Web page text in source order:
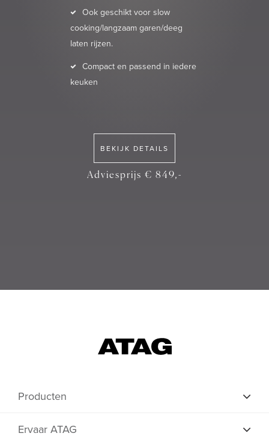
Ook geschikt voor slow
cooking/langzaam garen/deeg
laten rijzen.
Compact en passend in iedere
keuken
BEKIJK DETAILS
Adviesprijs € 849,-
Producten
Ervaar ATAG